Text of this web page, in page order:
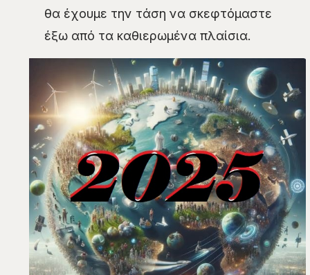
θα έχουμε την τάση να σκεφτόμαστε
έξω από τα καθιερωμένα πλαίσια.